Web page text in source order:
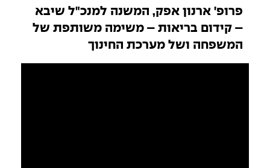
פרופ' ארנון אפק, המשנה למנכ"ל שיבא
– קידום בריאות – משימה משותפת של
המשפחה ושל מערכת החינוך